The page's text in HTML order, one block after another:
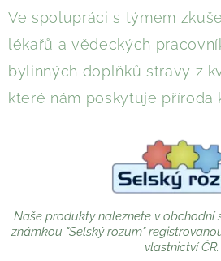
Ve spolupráci s týmem
lékařů a vědeckých
bylinných doplňků stravy z
které nám poskytuje příroda
Naše produkty naleznete v obchodní
známkou "Selský rozum"
vlastnictví ČR.